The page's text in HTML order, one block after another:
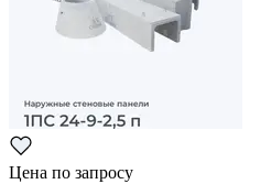
Цена по запросу